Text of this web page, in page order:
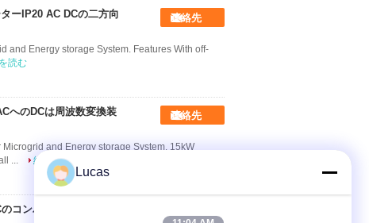
ーIP20 AC DCの二方向
連絡先
and Energy storage System. Features With off-
読む
へのDCは周波数変換装
連絡先
and Energy storage System. 15kW
...
続きを読む
コンバーター6000Wへ
連絡先
Lucas